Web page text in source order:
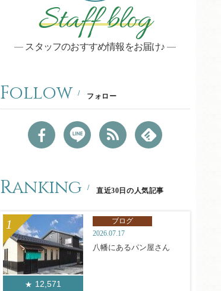
Staff blog
スタッフのおすすめ情報をお届け♪
Follow フォロー
Ranking 直近30日の人気記事
12,571
ブログ
2026.07.17
八幡にあるパン屋さん